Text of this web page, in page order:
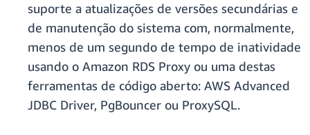
suporte a atualizações de versões secundárias e
de manutenção do sistema com, normalmente,
menos de um segundo de tempo de inatividade
usando o Amazon RDS Proxy ou uma destas
ferramentas de código aberto: AWS Advanced
JDBC Driver, PgBouncer ou ProxySQL.